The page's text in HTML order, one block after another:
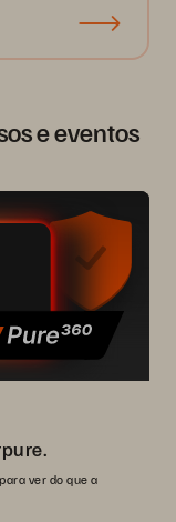
e eventos
ver do que a